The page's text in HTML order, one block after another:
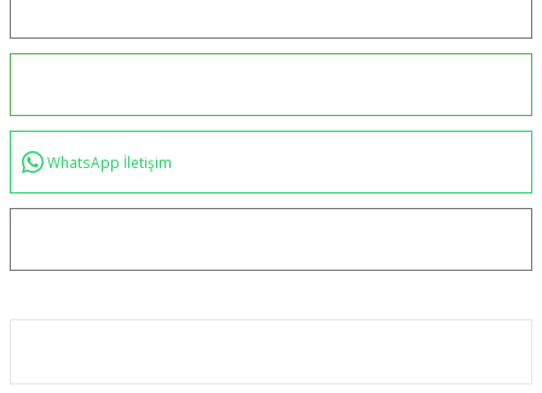
WhatsApp İletişim